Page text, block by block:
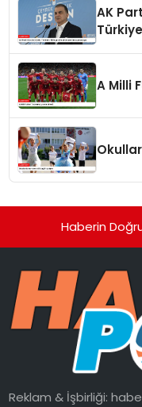
AK
A Milli
Haberin
Reklam & İşbirliği: